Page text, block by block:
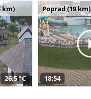
km)
26,5 °C
Poprad (19 km)
18:54